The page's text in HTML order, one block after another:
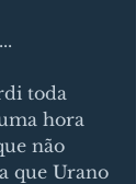
toda
hora
não
que Urano